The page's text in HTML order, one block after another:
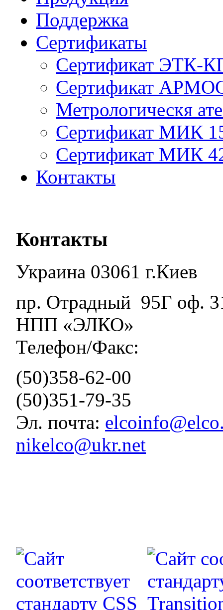
Поддержка
Сертификаты
Сертификат ЭТК-
Сертификат
Метрологическя
Сертификат МИК
Сертификат МИК
Контакты
Контакты
Украина 03061 г.Киев
пр. Отрадный 95Г оф.
НПП «ЭЛКО»
Телефон/Факс:
(50)358-62-00
(50)351-79-35
Эл. почта:
nikelco@ukr.net